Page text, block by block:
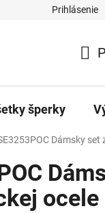
Prihlásenie
šperky
Dámsky set
ocele